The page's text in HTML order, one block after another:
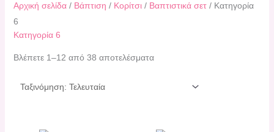
Αρχική σελίδα/ Βάπτιση / Κορίτσι/ Βαπτιστικά σετ/ Κατηγορία
6
Κατηγορία 6
Βλέπετε 1–12 από 38 αποτελέσματα